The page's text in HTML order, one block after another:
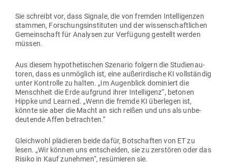
Sie schreibt vor, dass Signale, die von fremden Intel­li­genzen
stammen, For­schungs­in­sti­tuten und der wis­sen­schaft­lichen
Gemein­schaft für Ana­lysen zur Ver­fügung gestellt werden
müssen.
Aus diesem hypo­the­ti­schen Sze­nario folgern die Stu­di­en­au­
toren, dass es unmöglich ist, eine außer­ir­dische KI voll­ständig
unter Kon­trolle zu halten. „Im Augen­blick domi­niert die
Menschheit die Erde auf­grund ihrer Intel­ligenz“, betonen
Hippke und Learned. „Wenn die fremde KI über­legen ist,
könnte sie aber die Macht an sich reißen und uns als unbe­
deu­tende Affen betrachten.“
Gleichwohl plä­dieren beide dafür, Bot­schaften von ET zu
lesen. „Wir können uns ent­scheiden, sie zu zer­stören oder das
Risiko in Kauf zunehmen“, resü­mieren sie.